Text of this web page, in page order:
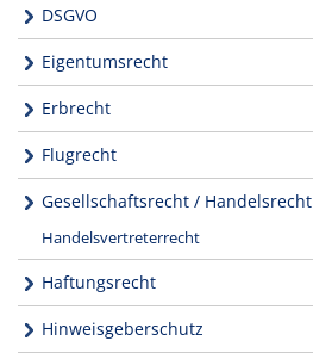
DSGVO
Eigentumsrecht
Erbrecht
Flugrecht
Gesellschaftsrecht / Handelsrecht
Handelsvertreterrecht
Haftungsrecht
Hinweisgeberschutz